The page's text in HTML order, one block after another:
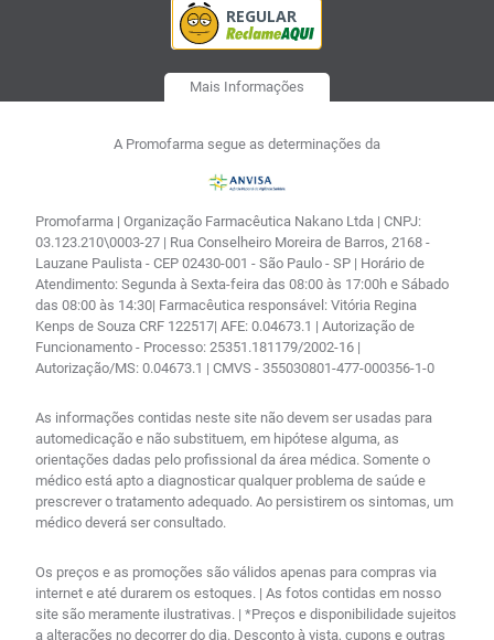
Mais Informações
A Promofarma segue as determinações da
Promofarma | Organização Farmacêutica Nakano Ltda | CNPJ:
03.123.210\0003-27 | Rua Conselheiro Moreira de Barros, 2168 -
Lauzane Paulista - CEP 02430-001 - São Paulo - SP | Horário de
Atendimento: Segunda à Sexta-feira das 08:00 às 17:00h e Sábado
das 08:00 às 14:30| Farmacêutica responsável: Vitória Regina
Kenps de Souza CRF 122517| AFE: 0.04673.1 | Autorização de
Funcionamento - Processo: 25351.181179/2002-16 |
Autorização/MS: 0.04673.1 | CMVS - 355030801-477-000356-1-0
As informações contidas neste site não devem ser usadas para
automedicação e não substituem, em hipótese alguma, as
orientações dadas pelo profissional da área médica. Somente o
médico está apto a diagnosticar qualquer problema de saúde e
prescrever o tratamento adequado. Ao persistirem os sintomas, um
médico deverá ser consultado.
Os preços e as promoções são válidos apenas para compras via
internet e até durarem os estoques. | As fotos contidas em nosso
site são meramente ilustrativas. | *Preços e disponibilidade sujeitos
a alterações no decorrer do dia. Desconto à vista, cupons e outras